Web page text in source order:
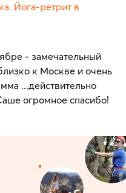
Йога-ретрит в
- замечательный
к Москве и очень
...действительно
огромное спасибо!